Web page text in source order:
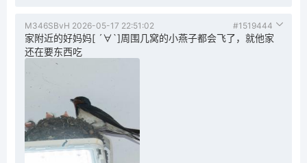
M346SBvH 2026-05-17 22:51:02 #1519444
家附近的好妈妈[ ´∀`]周围几窝的小燕子都会飞了，就他家
还在要东西吃